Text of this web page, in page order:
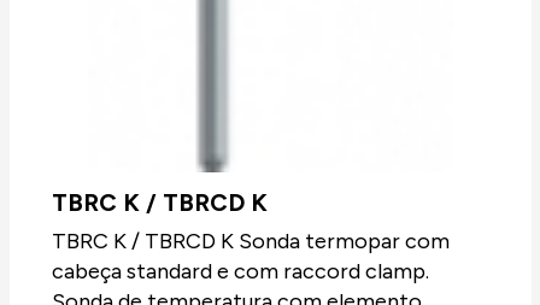
TBRC K / TBRCD K
TBRC K / TBRCD K Sonda termopar com
cabeça standard e com raccord clamp.